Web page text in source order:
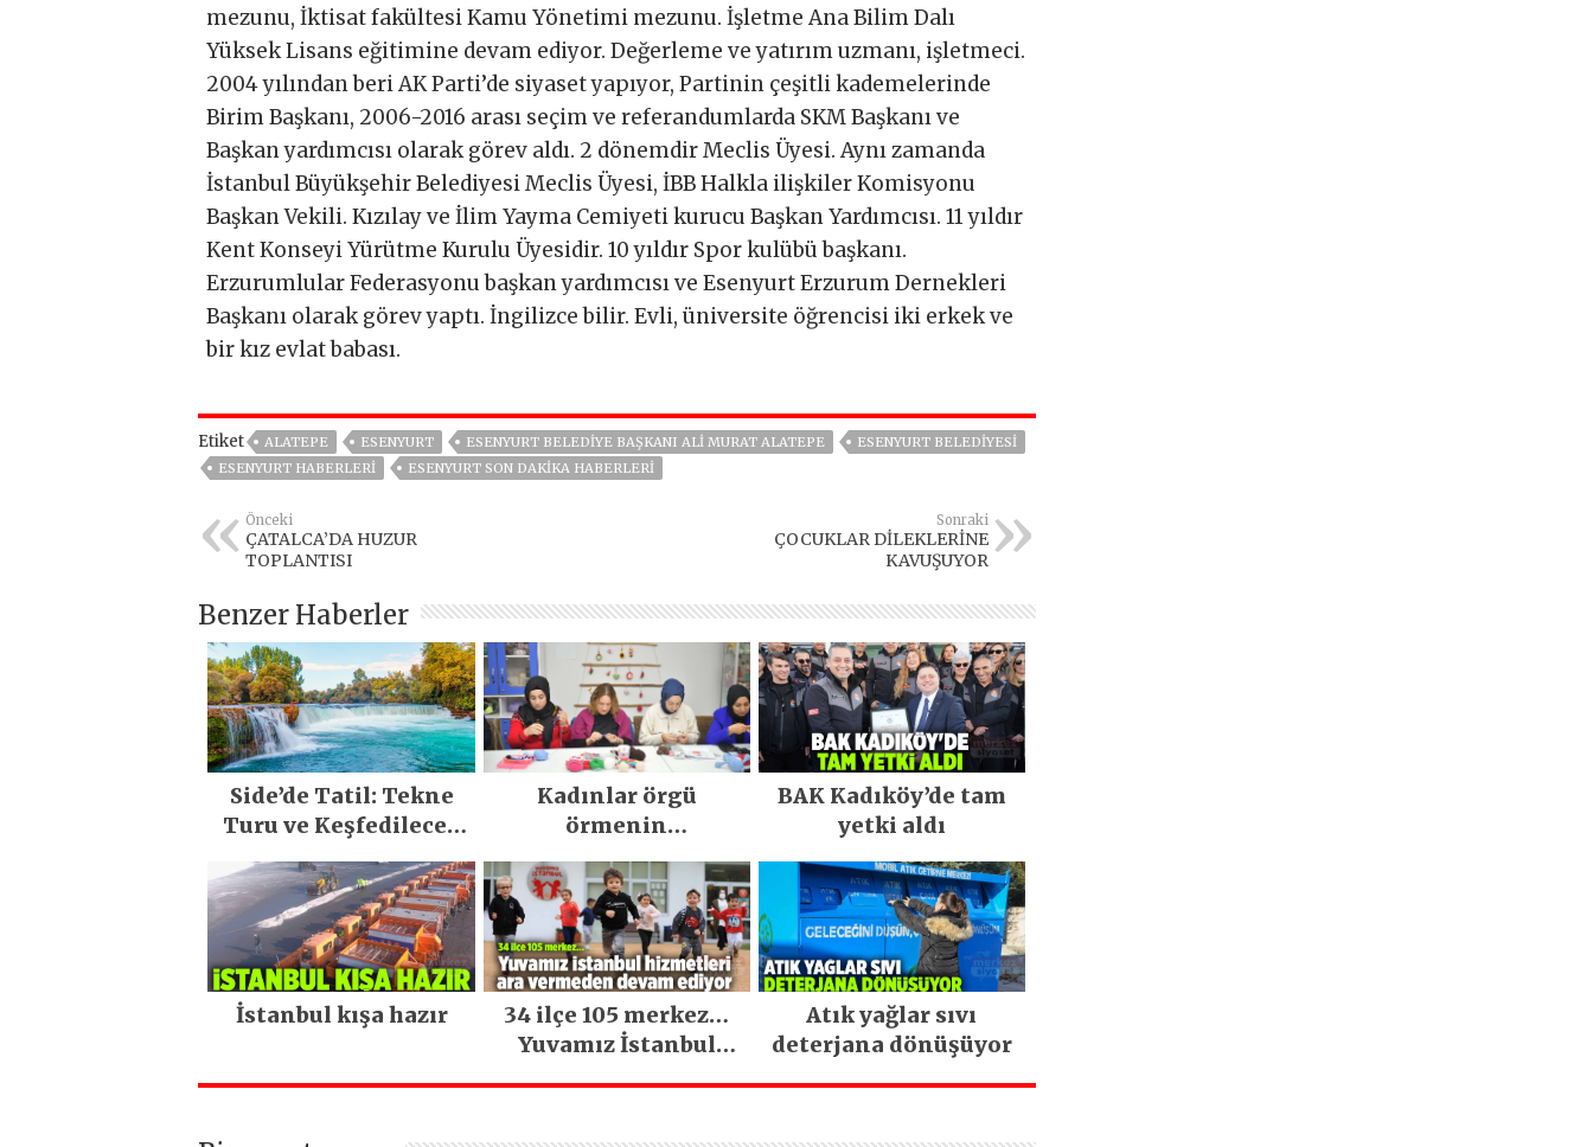
mezunu, İktisat fakültesi Kamu Yönetimi mezunu. İşletme Ana Bilim Dalı
Yüksek Lisans eğitimine devam ediyor. Değerleme ve yatırım uzmanı, işletmeci.
2004 yılından beri AK Parti’de siyaset yapıyor, Partinin çeşitli kademelerinde
Birim Başkanı, 2006-2016 arası seçim ve referandumlarda SKM Başkanı ve
Başkan yardımcısı olarak görev aldı. 2 dönemdir Meclis Üyesi. Aynı zamanda
İstanbul Büyükşehir Belediyesi Meclis Üyesi, İBB Halkla ilişkiler Komisyonu
Başkan Vekili. Kızılay ve İlim Yayma Cemiyeti kurucu Başkan Yardımcısı. 11 yıldır
Kent Konseyi Yürütme Kurulu Üyesidir. 10 yıldır Spor kulübü başkanı.
Erzurumlular Federasyonu başkan yardımcısı ve Esenyurt Erzurum Dernekleri
Başkanı olarak görev yaptı. İngilizce bilir. Evli, üniversite öğrencisi iki erkek ve
bir kız evlat babası.
Etiket ALATEPE ESENYURT ESENYURT BELEDIYE BAŞKANI ALI MURAT ALATEPE
ESENYURT BELEDIYESI
ESENYURT HABERLERI
ESENYURT SON DAKIKA HABERLERI
Önceki
ÇATALCA’DA HUZUR
TOPLANTISI
Sonraki
ÇOCUKLAR DİLEKLERİNE
KAVUŞUYOR
Benzer Haberler
Side’de Tatil: Tekne
Turu ve Keşfedilecek
Kadınlar örgü
örmenin
öğreniyor
BAK Kadıköy’de tam
yetki aldı
İstanbul kışa hazır
34 ilçe 105 merkez…
Yuvamız İstanbul
Atık yağlar sıvı
deterjana dönüşüyor